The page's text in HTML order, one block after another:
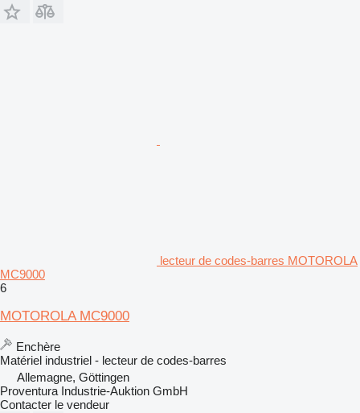
lecteur de codes-barres MOTOROLA
MC9000
6
MOTOROLA MC9000
Enchère
Matériel industriel - lecteur de codes-barres
Allemagne, Göttingen
Proventura Industrie-Auktion GmbH
Contacter le vendeur